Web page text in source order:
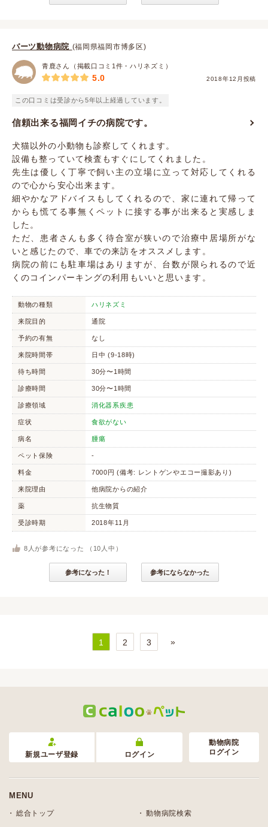
バーツ動物病院 (福岡県福岡市博多区)
青鹿さん（掲載口コミ1件・ハリネズミ）
2018年12月投稿
5.0
この口コミは受診から5年以上経過しています。
信頼出来る福岡イチの病院です。
犬猫以外の小動物も診察してくれます。
設備も整っていて検査もすぐにしてくれました。
先生は優しく丁寧で飼い主の立場に立って対応してくれる
ので心から安心出来ます。
細やかなアドバイスもしてくれるので、家に連れて帰って
からも慌てる事無くペットに接する事が出来ると実感しま
した。
ただ、患者さんも多く待合室が狭いので治療中居場所がな
いと感じたので、車での来訪をオススメします。
病院の前にも駐車場はありますが、台数が限られるので近
くのコインパーキングの利用もいいと思います。
動物の種類 ハリネズミ
来院目的 通院
予約の有無 なし
来院時間帯 日中 (9-18時)
待ち時間 30分〜1時間
診療時間 30分〜1時間
診療領域 消化器系疾患
症状 食欲がない
病名 腫瘍
ペット保険 -
料金 7000円 (備考: レントゲンやエコー撮影あり)
来院理由 他病院からの紹介
薬 抗生物質
受診時期 2018年11月
8 人が参考になった （ 10 人中）
参考になった！ 参考にならなかった
1 2 3 »
新規ユーザ登録 ログイン
動物病院
ログイン
MENU
総合トップ 動物病院検索